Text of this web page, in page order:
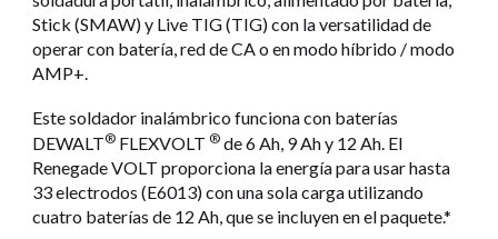
Stick (SMAW) y Live TIG (TIG) con la versatilidad de
operar con batería, red de CA o en modo híbrido / modo
AMP+.
Este soldador inalámbrico funciona con baterías
DEWALT® FLEXVOLT® de 6 Ah, 9 Ah y 12 Ah. El
Renegade VOLT proporciona la energía para usar hasta
33 electrodos (E6013) con una sola carga utilizando
cuatro baterías de 12 Ah, que se incluyen en el paquete.*